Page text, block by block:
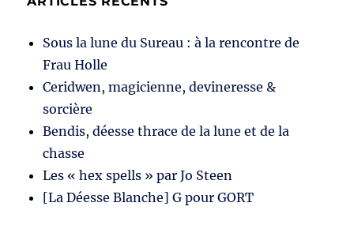
Sous la lune du Sureau : à la rencontre de
Frau Holle
Ceridwen, magicienne, devineresse &
sorcière
Bendis, déesse thrace de la lune et de la
chasse
Les « hex spells » par Jo Steen
[La Déesse Blanche] G pour GORT